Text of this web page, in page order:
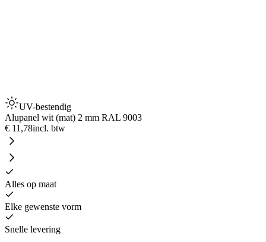
UV-bestendig
Alupanel wit (mat) 2 mm RAL 9003
€ 11,78incl. btw
Alles op maat
Elke gewenste vorm
Snelle levering